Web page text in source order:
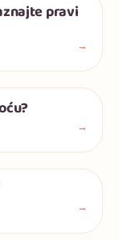
pravi
→
→
→